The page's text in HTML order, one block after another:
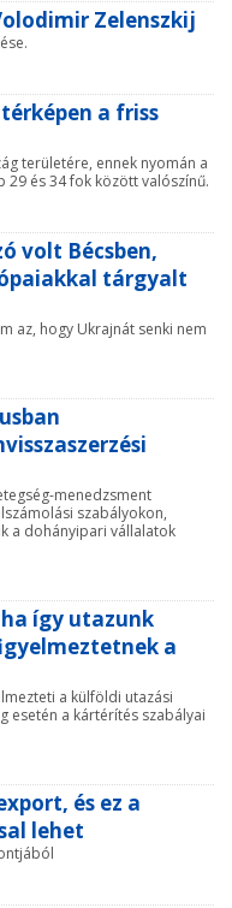
Zelenszkij
a friss
területére, ennek nyomán a
és 34 fok között valószínű.
volt Bécsben,
tárgyalt
az, hogy Ukrajnát senki nem
menedzsment
szabályokon,
a dohányipari vállalatok
így utazunk
a
a külföldi utazási
esetén a kártérítés szabályai
és ez a
lehet